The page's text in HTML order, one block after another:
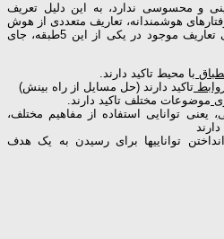
و محسوسی ندارد، به این دلیل تعریف
هوشمندانه، تعاریف متعددی از هوش
وجود دارد. با این حال بصورت کلی تعاریف موجود در یكی از این 5طبقه، جای
با محیط تاكید دارند.
تاکید دارند (حل مسایل از راه بینش)
موضوعات مختلف تاكید دارند.
، یعنی توانایی استفاده از مفاهیم مختلف،
تواناییها برای رسیدن به یک هدف